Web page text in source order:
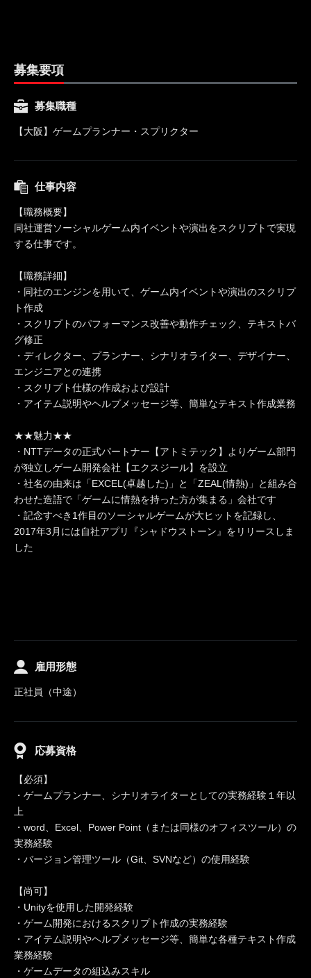
募集要項
募集職種
【大阪】ゲームプランナー・スプリクター
仕事内容
【職務概要】
同社運営ソーシャルゲーム内イベントや演出をスクリプトで実現
する仕事です。
【職務詳細】
・同社のエンジンを用いて、ゲーム内イベントや演出のスクリプ
ト作成
・スクリプトのパフォーマンス改善や動作チェック、テキストバ
グ修正
・ディレクター、プランナー、シナリオライター、デザイナー、
エンジニアとの連携
・スクリプト仕様の作成および設計
・アイテム説明やヘルプメッセージ等、簡単なテキスト作成業務
★★魅力★★
・NTTデータの正式パートナー【アトミテック】よりゲーム部門
が独立しゲーム開発会社【エクスジール】を設立
・社名の由来は「EXCEL(卓越した)」と「ZEAL(情熱)」と組み合
わせた造語で「ゲームに情熱を持った方が集まる」会社です
・記念すべき1作目のソーシャルゲームが大ヒットを記録し、
2017年3月には自社アプリ『シャドウストーン』をリリースしま
した
雇用形態
正社員（中途）
応募資格
【必須】
・ゲームプランナー、シナリオライターとしての実務経験１年以
上
・word、Excel、Power Point（または同様のオフィスツール）の
実務経験
・バージョン管理ツール（Git、SVNなど）の使用経験
【尚可】
・Unityを使用した開発経験
・ゲーム開発におけるスクリプト作成の実務経験
・アイテム説明やヘルプメッセージ等、簡単な各種テキスト作成
業務経験
・ゲームデータの組込みスキル